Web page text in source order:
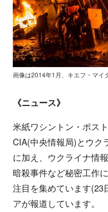
画像は2014年1月、キエフ・マイ
《ニュース》
米紙ワシントン・ポス
CIA(中央情報局)とウク
に加え、ウクライナ情
暗殺事件など秘密工作
注目を集めています(23
アが報道しています。